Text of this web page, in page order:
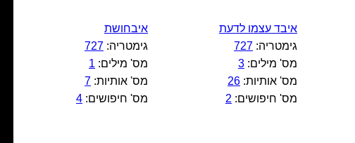
איבד עצמו לדעת
גימטריה: 727
מס' מילים: 3
מס' אותיות: 26
מס' חיפושים: 2
איבחושת
גימטריה: 727
מס' מילים: 1
מס' אותיות: 7
מס' חיפושים: 4